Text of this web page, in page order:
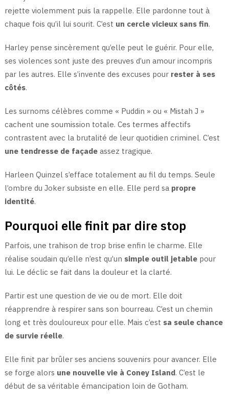
rejette violemment puis la rappelle. Elle pardonne tout à
chaque fois qu’il lui sourit. C’est un cercle vicieux sans fin.
Harley pense sincèrement qu’elle peut le guérir. Pour elle,
ses violences sont juste des preuves d’un amour incompris
par les autres. Elle s’invente des excuses pour rester à ses
côtés.
Les surnoms célèbres comme « Puddin » ou « Mistah J »
cachent une soumission totale. Ces termes affectifs
contrastent avec la brutalité de leur quotidien criminel. C’est
une tendresse de façadeassez tragique.
Harleen Quinzel s’efface totalement au fil du temps. Seule
l’ombre du Joker subsiste en elle. Elle perd sa propre
identité.
Pourquoi elle finit par dire stop
Parfois, une trahison de trop brise enfin le charme. Elle
réalise soudain qu’elle n’est qu’un simple outil jetablepour
lui. Le déclic se fait dans la douleur et la clarté.
Partir est une question de vie ou de mort. Elle doit
réapprendre à respirer sans son bourreau. C’est un chemin
long et très douloureux pour elle. Mais c’est sa seule chance
de survie réelle.
Elle finit par brûler ses anciens souvenirs pour avancer. Elle
se forge alors une nouvelle vie à Coney Island. C’est le
début de sa véritable émancipation loin de Gotham.